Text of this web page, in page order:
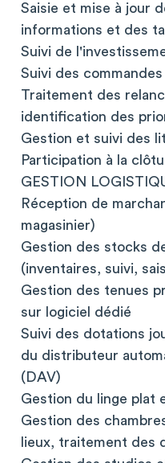
Saisie et mise à jour
informations et des
Suivi de
Suivi des
Traitement des
identification des
Gestion et suivi des
Participation à la
GESTION
Réception de
magasinier)
Gestion des stocks
(inventaires, suivi,
Gestion des tenues
sur logiciel dédié
Suivi des dotations
du distributeur
(DAV)
Gestion du linge plat
Gestion des
lieux, traitement des